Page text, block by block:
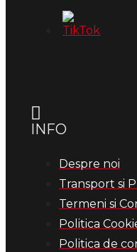
INFO
Despre noi
Transport si
Termeni si
Politica
Politica de